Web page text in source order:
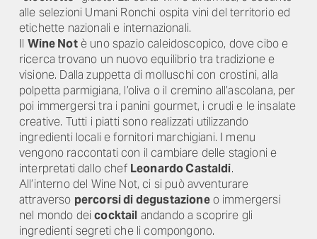
alle selezioni Umani Ronchi ospita vini del territorio ed
etichette nazionali e internazionali.
Il Wine Notè uno spazio caleidoscopico, dove cibo e
ricerca trovano un nuovo equilibrio tra tradizione e
visione. Dalla zuppetta di molluschi con crostini, alla
polpetta parmigiana, l’oliva o il cremino all’ascolana, per
poi immergersi tra i panini gourmet, i crudi e le insalate
creative. Tutti i piatti sono realizzati utilizzando
ingredienti locali e fornitori marchigiani. I menu
vengono raccontati con il cambiare delle stagioni e
interpretati dallo chef Leonardo Castaldi.
All’interno del Wine Not, ci si può avventurare
attraverso percorsi di degustazioneo immergersi
nel mondo deicocktail andando a scoprire gli
ingredienti segreti che li compongono.